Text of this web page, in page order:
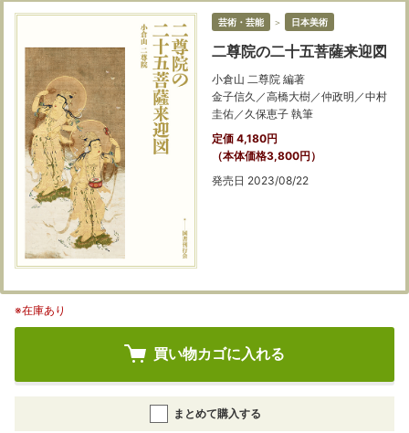
芸術・芸能 ＞ 日本美術
二尊院の二十五菩薩来迎図
小倉山 二尊院 編著
金子信久／高橋大樹／仲政明／中村
圭佑／久保恵子 執筆
定価 4,180円
（本体価格3,800円）
発売日 2023/08/22
※在庫あり
買い物カゴに入れる
まとめて購入する